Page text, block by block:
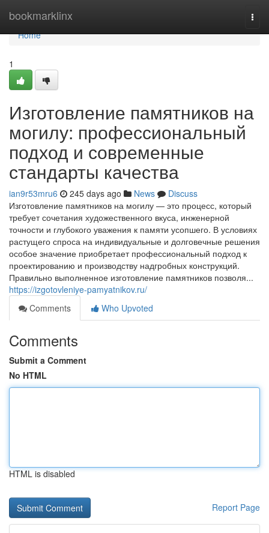
bookmarklinx
Home
Home
1
Изготовление памятников на
могилу: профессиональный
подход и современные
стандарты качества
ian9r53mru6 245 days ago News
Discuss
Изготовление памятников на могилу — это процесс, который
требует сочетания художественного вкуса, инженерной
точности и глубокого уважения к памяти усопшего. В условиях
растущего спроса на индивидуальные и долговечные решения
особое значение приобретает профессиональный подход к
проектированию и производству надгробных конструкций.
Правильно выполненное изготовление памятников позволя...
https://izgotovleniye-pamyatnikov.ru/
Comments
Who Upvoted
Comments
Submit a Comment
No HTML
HTML is disabled
Report Page